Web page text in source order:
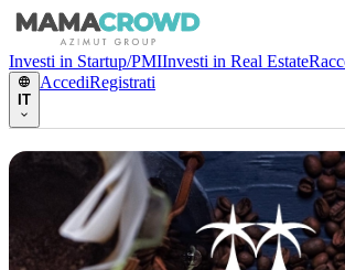
Investi in Startup/PMIInvesti in Real Estate
IT
AccediRegistrati